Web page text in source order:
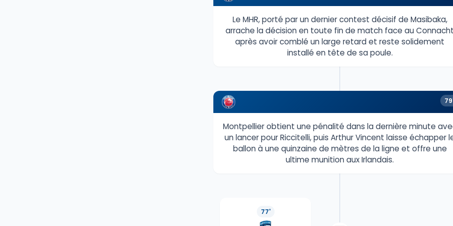
Le MHR, porté par un dernier contest décisif de Masibaka,
arrache la décision en toute fin de match face au Connacht
après avoir comblé un large retard et reste solidement
installé en tête de sa poule.
Montpellier obtient une pénalité dans la dernière minute
un lancer pour Riccitelli, puis Arthur Vincent laisse échapper
ballon à une quinzaine de mètres de la ligne et offre une
ultime munition aux Irlandais.
77'